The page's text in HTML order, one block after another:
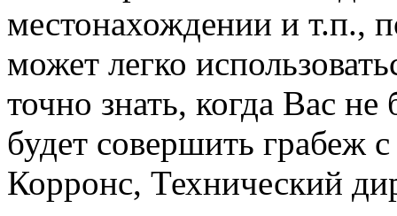
местонахождении и т.п.,
может легко
точно знать, когда Вас
будет совершить грабеж
Корронс, Технический